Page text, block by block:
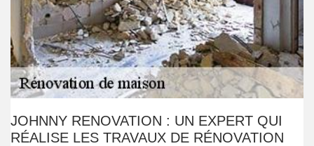
JOHNNY RENOVATION : UN EXPERT QUI
RÉALISE LES TRAVAUX DE RÉNOVATION